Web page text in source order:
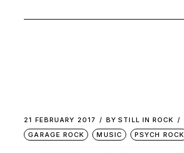
21 FEBRUARY 2017 BY STILL IN ROCK
GARAGE ROCK
MUSIC PSYCH ROCK